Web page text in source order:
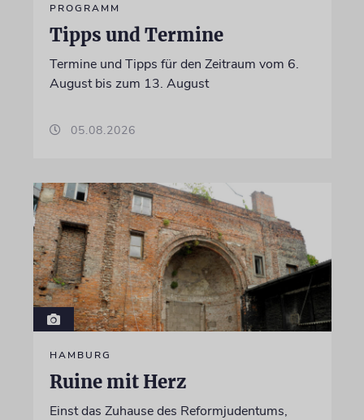
PROGRAMM
Tipps und Termine
Termine und Tipps für den Zeitraum vom 6.
August bis zum 13. August
05.08.2026
HAMBURG
Ruine mit Herz
Einst das Zuhause des Reformjudentums,